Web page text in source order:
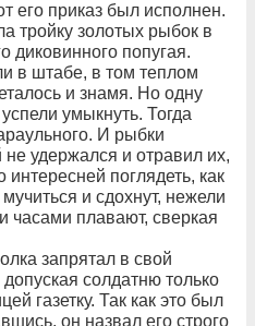
его приказ был исполнен.
тройку золотых рыбок в
диковинного попугая.
в штабе, в том теплом
и знамя. Но одну
умыкнуть. Тогда
И рыбки
удержался и отравил их,
поглядеть, как
и сдохнут, нежели
часами плавают, сверкая
запрятал в свой
солдатню только
газетку. Так как это был
он назвал его строго